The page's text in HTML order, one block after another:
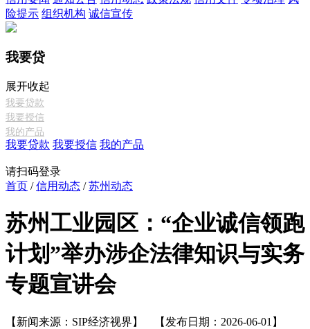
险提示 组织机构 诚信宣传
我要贷
展开收起
我要贷款
我要授信
我的产品
我要贷款 我要授信 我的产品
请扫码登录
首页 /信用动态 /苏州动态
苏州工业园区：“企业诚信领跑
计划”举办涉企法律知识与实务
专题宣讲会
【新闻来源：SIP经济视界】 【发布日期：2026-06-01】